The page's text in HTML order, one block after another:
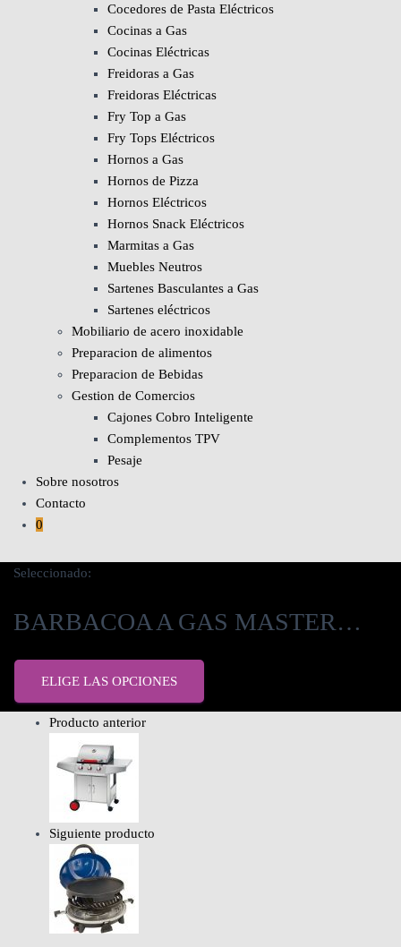
Cocedores de Pasta Eléctricos
Cocinas a Gas
Cocinas Eléctricas
Freidoras a Gas
Freidoras Eléctricas
Fry Top a Gas
Fry Tops Eléctricos
Hornos a Gas
Hornos de Pizza
Hornos Eléctricos
Hornos Snack Eléctricos
Marmitas a Gas
Muebles Neutros
Sartenes Basculantes a Gas
Sartenes eléctricos
Mobiliario de acero inoxidable
Preparacion de alimentos
Preparacion de Bebidas
Gestion de Comercios
Cajones Cobro Inteligente
Complementos TPV
Pesaje
Sobre nosotros
Contacto
0
Seleccionado:
BARBACOA A GAS MASTER…
ELIGE LAS OPCIONES
Producto anterior
Siguiente producto